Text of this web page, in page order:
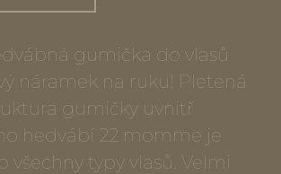
gumička do vlasů
náramek na ruku! Pletená
gumičky uvnitř
hedvábí 22 momme je
všechny typy vlasů. Velmi